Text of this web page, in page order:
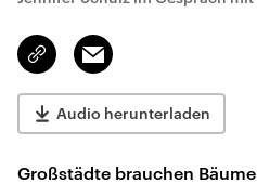
Link
kopieren/teilen
Email
Audio herunterladen
Großstädte brauchen